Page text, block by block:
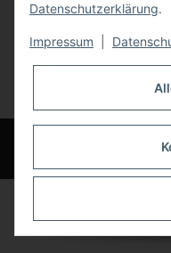
Vertrag widerrufen
* Alle Preise inkl. gesetzlicher USt.,
© Bauer-Systemtechnik
Datenschutzerklärung.
Impressum